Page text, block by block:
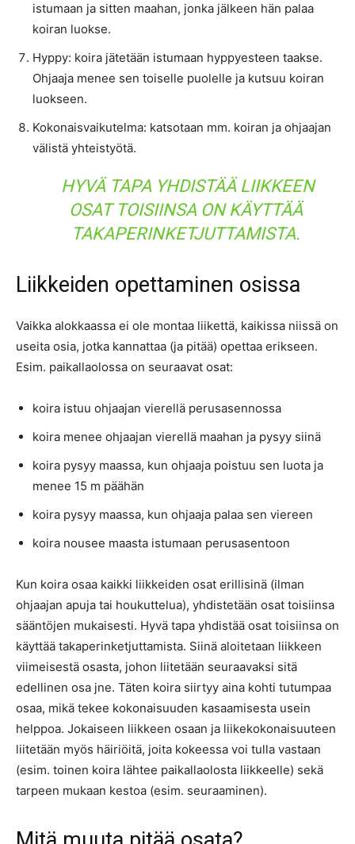
istumaan ja sitten maahan, jonka jälkeen hän palaa
koiran luokse.
Hyppy: koira jätetään istumaan hyppyesteen taakse.
Ohjaaja menee sen toiselle puolelle ja kutsuu koiran
luokseen.
Kokonaisvaikutelma: katsotaan mm. koiran ja ohjaajan
välistä yhteistyötä.
HYVÄ TAPA YHDISTÄÄ LIIKKEEN
OSAT TOISIINSA ON KÄYTTÄÄ
TAKAPERINKETJUTTAMISTA.
Liikkeiden opettaminen osissa
Vaikka alokkaassa ei ole montaa liikettä, kaikissa niissä on
useita osia, jotka kannattaa (ja pitää) opettaa erikseen.
Esim. paikallaolossa on seuraavat osat:
koira istuu ohjaajan vierellä perusasennossa
koira menee ohjaajan vierellä maahan ja pysyy siinä
koira pysyy maassa, kun ohjaaja poistuu sen luota ja
menee 15 m päähän
koira pysyy maassa, kun ohjaaja palaa sen viereen
koira nousee maasta istumaan perusasentoon
Kun koira osaa kaikki liikkeiden osat erillisinä (ilman
ohjaajan apuja tai houkuttelua), yhdistetään osat toisiinsa
sääntöjen mukaisesti. Hyvä tapa yhdistää osat toisiinsa on
käyttää takaperinketjuttamista. Siinä aloitetaan liikkeen
viimeisestä osasta, johon liitetään seuraavaksi sitä
edellinen osa jne. Täten koira siirtyy aina kohti tutumpaa
osaa, mikä tekee kokonaisuuden kasaamisesta usein
helppoa. Jokaiseen liikkeen osaan ja liikekokonaisuuteen
liitetään myös häiriöitä, joita kokeessa voi tulla vastaan
(esim. toinen koira lähtee paikallaolosta liikkeelle) sekä
tarpeen mukaan kestoa (esim. seuraaminen).